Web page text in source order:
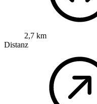
2,7 km
Distanz